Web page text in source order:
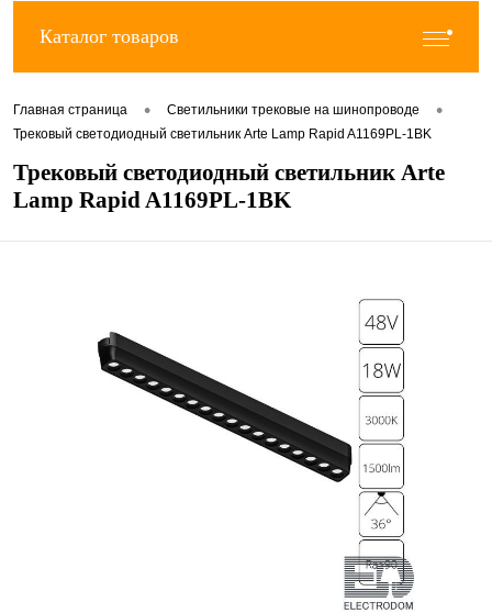
Каталог товаров
Главная страница • Светильники трековые на шинопроводе •
Трековый светодиодный светильник Arte Lamp Rapid A1169PL-1BK
Трековый светодиодный светильник Arte
Lamp Rapid A1169PL-1BK